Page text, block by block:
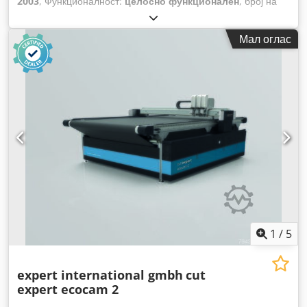
P.0020001424,
Мал оглас
1 / 5
expert international gmbh cut
expert ecocam 2